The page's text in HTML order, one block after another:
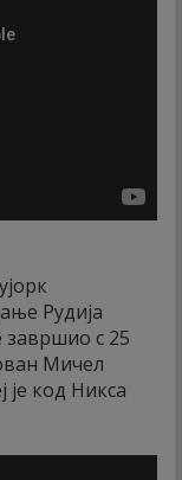
Рудија
завршио с 25
Мичел
код Никса